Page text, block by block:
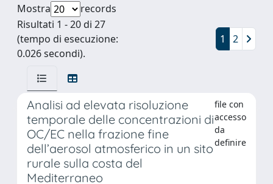
Mostra
records
Risultati 1 - 20 di 27
(tempo di esecuzione:
0.026 secondi).
1 2
Analisi ad elevata risoluzione
temporale delle concentrazioni di
OC/EC nella frazione fine
dell’aerosol atmosferico in un sito
rurale sulla costa del
Mediterraneo
file con
accesso
da
definire